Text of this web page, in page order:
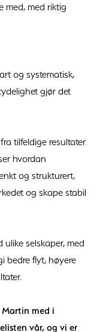
med, med riktig
og systematisk,
gjør det
tilfeldige resultater
hvordan
og strukturert,
og skape stabil
selskaper, med
bedre flyt, høyere
med i
vår, og vi er